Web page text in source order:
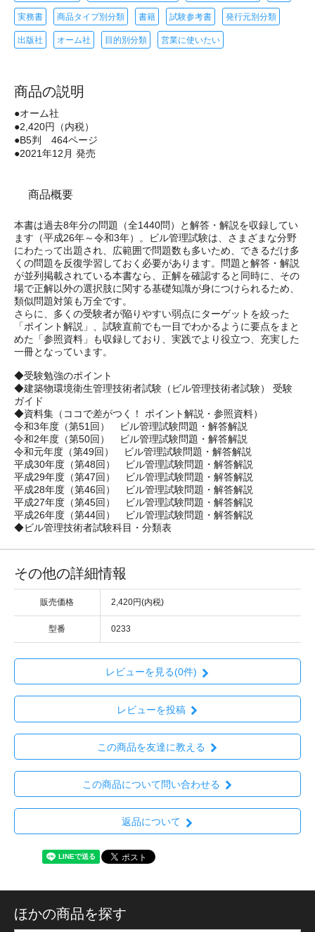
実務書 商品タイプ別分類 書籍 試験参考書 発行元別分類
出版社 オーム社 目的別分類 営業に使いたい
商品の説明
●オーム社
●2,420円（内税）
●B5判 464ページ
●2021年12月 発売
商品概要
本書は過去8年分の問題（全1440問）と解答・解説を収録してい
ます（平成26年～令和3年）。ビル管理試験は、さまざまな分野
にわたって出題され、広範囲で問題数も多いため、できるだけ多
くの問題を反復学習しておく必要があります。問題と解答・解説
が並列掲載されている本書なら、正解を確認すると同時に、その
場で正解以外の選択肢に関する基礎知識が身につけられるため、
類似問題対策も万全です。
さらに、多くの受験者が陥りやすい弱点にターゲットを絞った
「ポイント解説」、試験直前でも一目でわかるように要点をまと
めた「参照資料」も収録しており、実践でより役立つ、充実した
一冊となっています。
◆受験勉強のポイント
◆建築物環境衛生管理技術者試験（ビル管理技術者試験） 受験
ガイド
◆資料集（ココで差がつく！ ポイント解説・参照資料）
令和3年度（第51回） ビル管理試験問題・解答解説
令和2年度（第50回） ビル管理試験問題・解答解説
令和元年度（第49回） ビル管理試験問題・解答解説
平成30年度（第48回） ビル管理試験問題・解答解説
平成29年度（第47回） ビル管理試験問題・解答解説
平成28年度（第46回） ビル管理試験問題・解答解説
平成27年度（第45回） ビル管理試験問題・解答解説
平成26年度（第44回） ビル管理試験問題・解答解説
◆ビル管理技術者試験科目・分類表
その他の詳細情報
販売価格 2,420円(内税)
型番 0233
レビューを見る(0件)
レビューを投稿
この商品を友達に教える
この商品について問い合わせる
返品について
ほかの商品を探す